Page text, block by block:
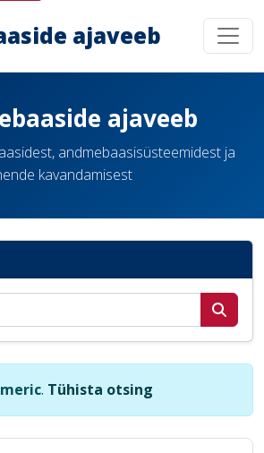
ajaveeb
ajaveeb
andmebaasisüsteemidest ja
kavandamisest
. Tühista otsing